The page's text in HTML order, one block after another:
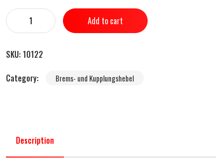
Add to cart
SKU: 10122
Category:
Brems- und Kupplungshebel
Description